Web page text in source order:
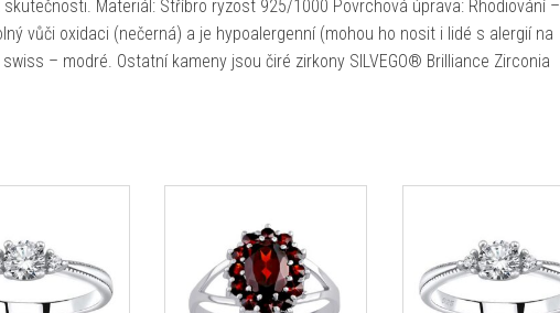
Materiál: Stříbro ryzost 925/1000 Povrchová úprava: Rhodiování –
vůči oxidaci (nečerná) a je hypoalergenní (mohou ho nosit i lidé s alergií na
– modré. Ostatní kameny jsou čiré zirkony SILVEGO® Brilliance Zirconia